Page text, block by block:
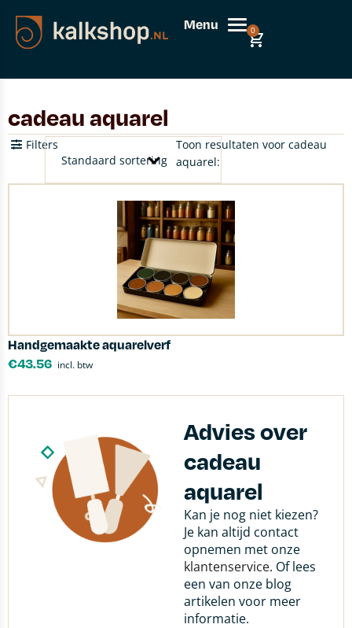
Menu 0
cadeau aquarel
Toon resultaten voor cadeau
aquarel:
Filters
Handgemaakte aquarelverf
€43.56 incl. btw
Advies over
cadeau
aquarel
Kan je nog niet kiezen?
Je kan altijd contact
opnemen met onze
klantenservice. Of lees
een van onze blog
artikelen voor meer
informatie.